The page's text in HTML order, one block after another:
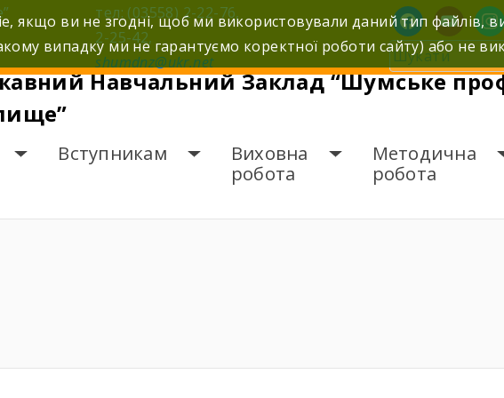
тел: (03558) 2-22-76,
2-25-42,
shumdnz@ukr.net
facebookyoutube
Навчальний Заклад “Шумське
Вступникам
Виховна
робота
Методична
робота
освіти.
якщо ви не згодні, щоб ми використовували даний тип файлів,
випадку ми не гарантуємо коректної роботи сайту) або не